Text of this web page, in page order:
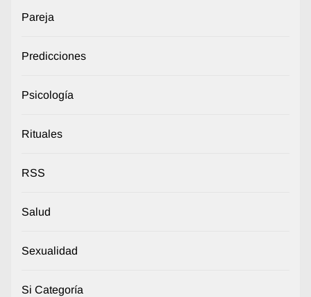
Pareja
Predicciones
Psicología
Rituales
RSS
Salud
Sexualidad
Si Categoría